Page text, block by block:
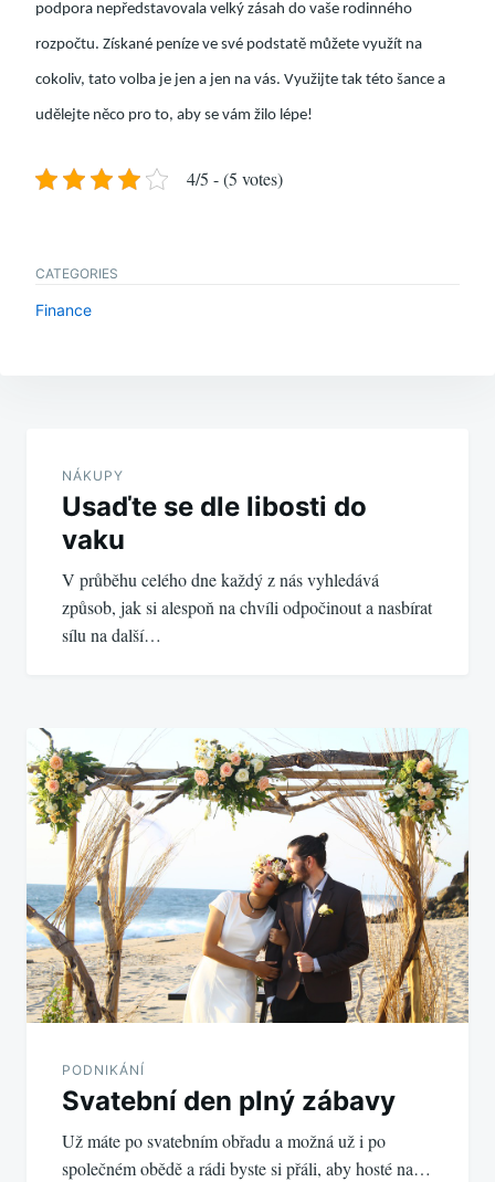
podpora nepředstavovala velký zásah do vaše rodinného
rozpočtu. Získané peníze ve své podstatě můžete využít na
cokoliv, tato volba je jen a jen na vás. Využijte tak této šance a
udělejte něco pro to, aby se vám žilo lépe!
4/5 - (5 votes)
CATEGORIES
Finance
pro
příspěvek
NÁKUPY
Usaďte se dle libosti do
vaku
V průběhu celého dne každý z nás vyhledává
způsob, jak si alespoň na chvíli odpočinout a nasbírat
sílu na další…
PODNIKÁNÍ
Svatební den plný zábavy
Už máte po svatebním obřadu a možná už i po
společném obědě a rádi byste si přáli, aby hosté na…